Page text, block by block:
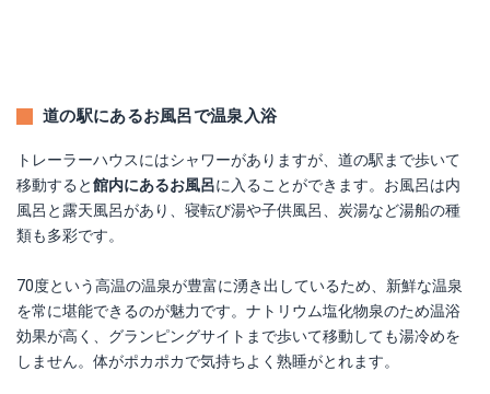
道の駅にあるお風呂で温泉入浴
トレーラーハウスにはシャワーがありますが、道の駅まで歩いて
移動すると館内にあるお風呂に入ることができます。お風呂は内
風呂と露天風呂があり、寝転び湯や子供風呂、炭湯など湯船の種
類も多彩です。
70度という高温の温泉が豊富に湧き出しているため、新鮮な温泉
を常に堪能できるのが魅力です。ナトリウム塩化物泉のため温浴
効果が高く、グランピングサイトまで歩いて移動しても湯冷めを
しません。体がポカポカで気持ちよく熟睡がとれます。